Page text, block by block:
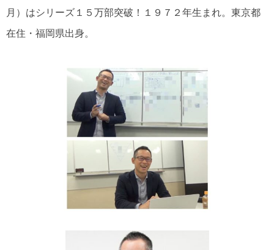
月）はシリーズ１５万部突破！１９７２年生まれ。東京都
在住・福岡県出身。